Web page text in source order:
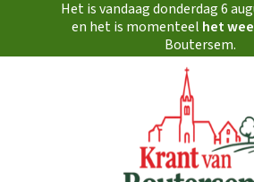
Het is vandaagdonderdag 6
en het is momenteel het
Boutersem.